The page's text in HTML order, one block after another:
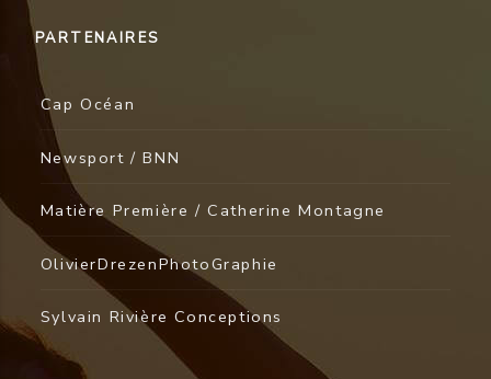
PARTENAIRES
Cap Océan
Newsport / BNN
Matière Première / Catherine Montagne
OlivierDrezenPhotoGraphie
Sylvain Rivière Conceptions